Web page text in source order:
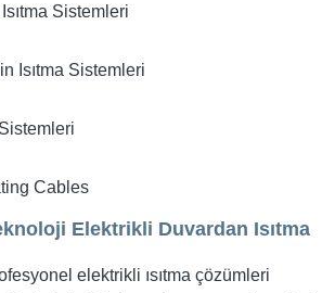
Sistemleri
Isıtma Sistemleri
Cables
Elektrikli Duvardan Isıtma
elektrikli ısıtma çözümleri